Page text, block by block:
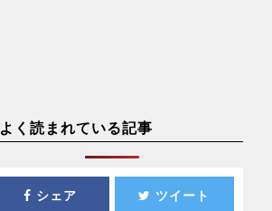
よく読まれている記事
シェア ツイート